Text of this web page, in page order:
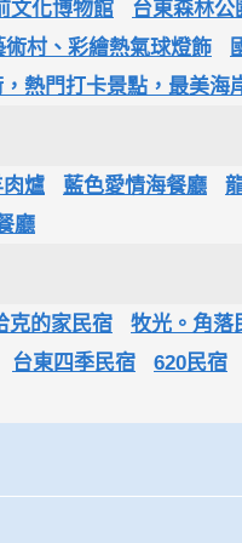
文化博物館 台東森林公
村、彩繪熱氣球燈飾
熱門打卡景點，最美海
肉爐 藍色愛情海餐廳
廳
克的家民宿 牧光。角落
台東四季民宿 620民宿